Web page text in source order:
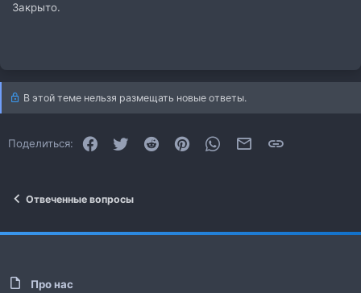
Закрыто.
В этой теме нельзя размещать новые ответы.
Поделиться: FacebookTwitter Reddit PinterestWhatsAppЭлектронная почта
Отвеченные вопросы
Про нас